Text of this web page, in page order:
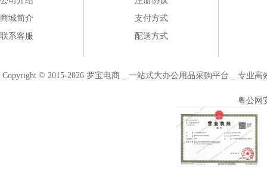
商城简介
联系客服
支付方式
配送方式
Copyright © 2015-2026 罗宝电商 _ 一站式大办公用品采购平台 _ 专业
粤公网